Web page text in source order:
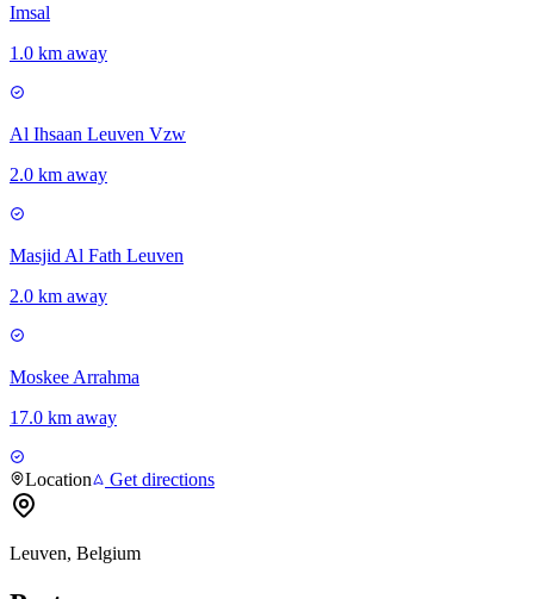
Imsal
1.0 km away
Al Ihsaan Leuven Vzw
2.0 km away
Masjid Al Fath Leuven
2.0 km away
Moskee Arrahma
17.0 km away
Location Get directions
Leuven, Belgium